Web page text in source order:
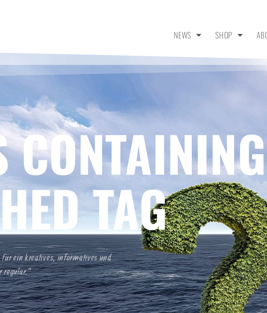
NEWS SHOP
TAG
für ein kreatives, informatives und
regular.“